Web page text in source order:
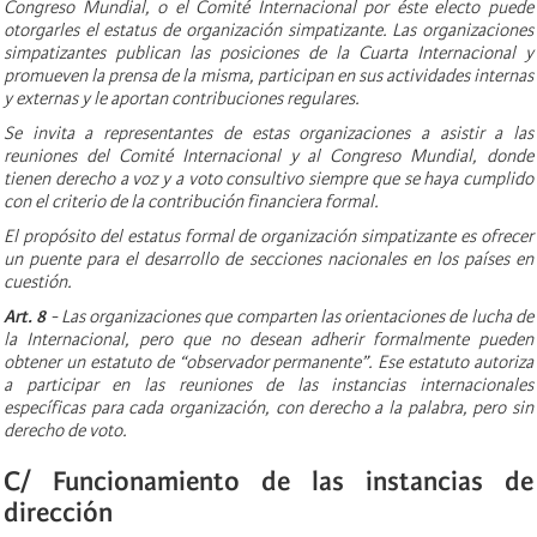
Congreso Mundial, o el Comité Internacional por éste electo puede
otorgarles el estatus de organización simpatizante. Las organizaciones
simpatizantes publican las posiciones de la Cuarta Internacional y
promueven la prensa de la misma, participan en sus actividades internas
y externas y le aportan contribuciones regulares.
Se invita a representantes de estas organizaciones a asistir a las
reuniones del Comité Internacional y al Congreso Mundial, donde
tienen derecho a voz y a voto consultivo siempre que se haya cumplido
con el criterio de la contribución financiera formal.
El propósito del estatus formal de organización simpatizante es ofrecer
un puente para el desarrollo de secciones nacionales en los países en
cuestión.
Art. 8- Las organizaciones que comparten las orientaciones de lucha de
la Internacional, pero que no desean adherir formalmente pueden
obtener un estatuto de “observador permanente”. Ese estatuto autoriza
a participar en las reuniones de las instancias internacionales
específicas para cada organización, con derecho a la palabra, pero sin
derecho de voto.
C/ Funcionamiento de las instancias de
dirección